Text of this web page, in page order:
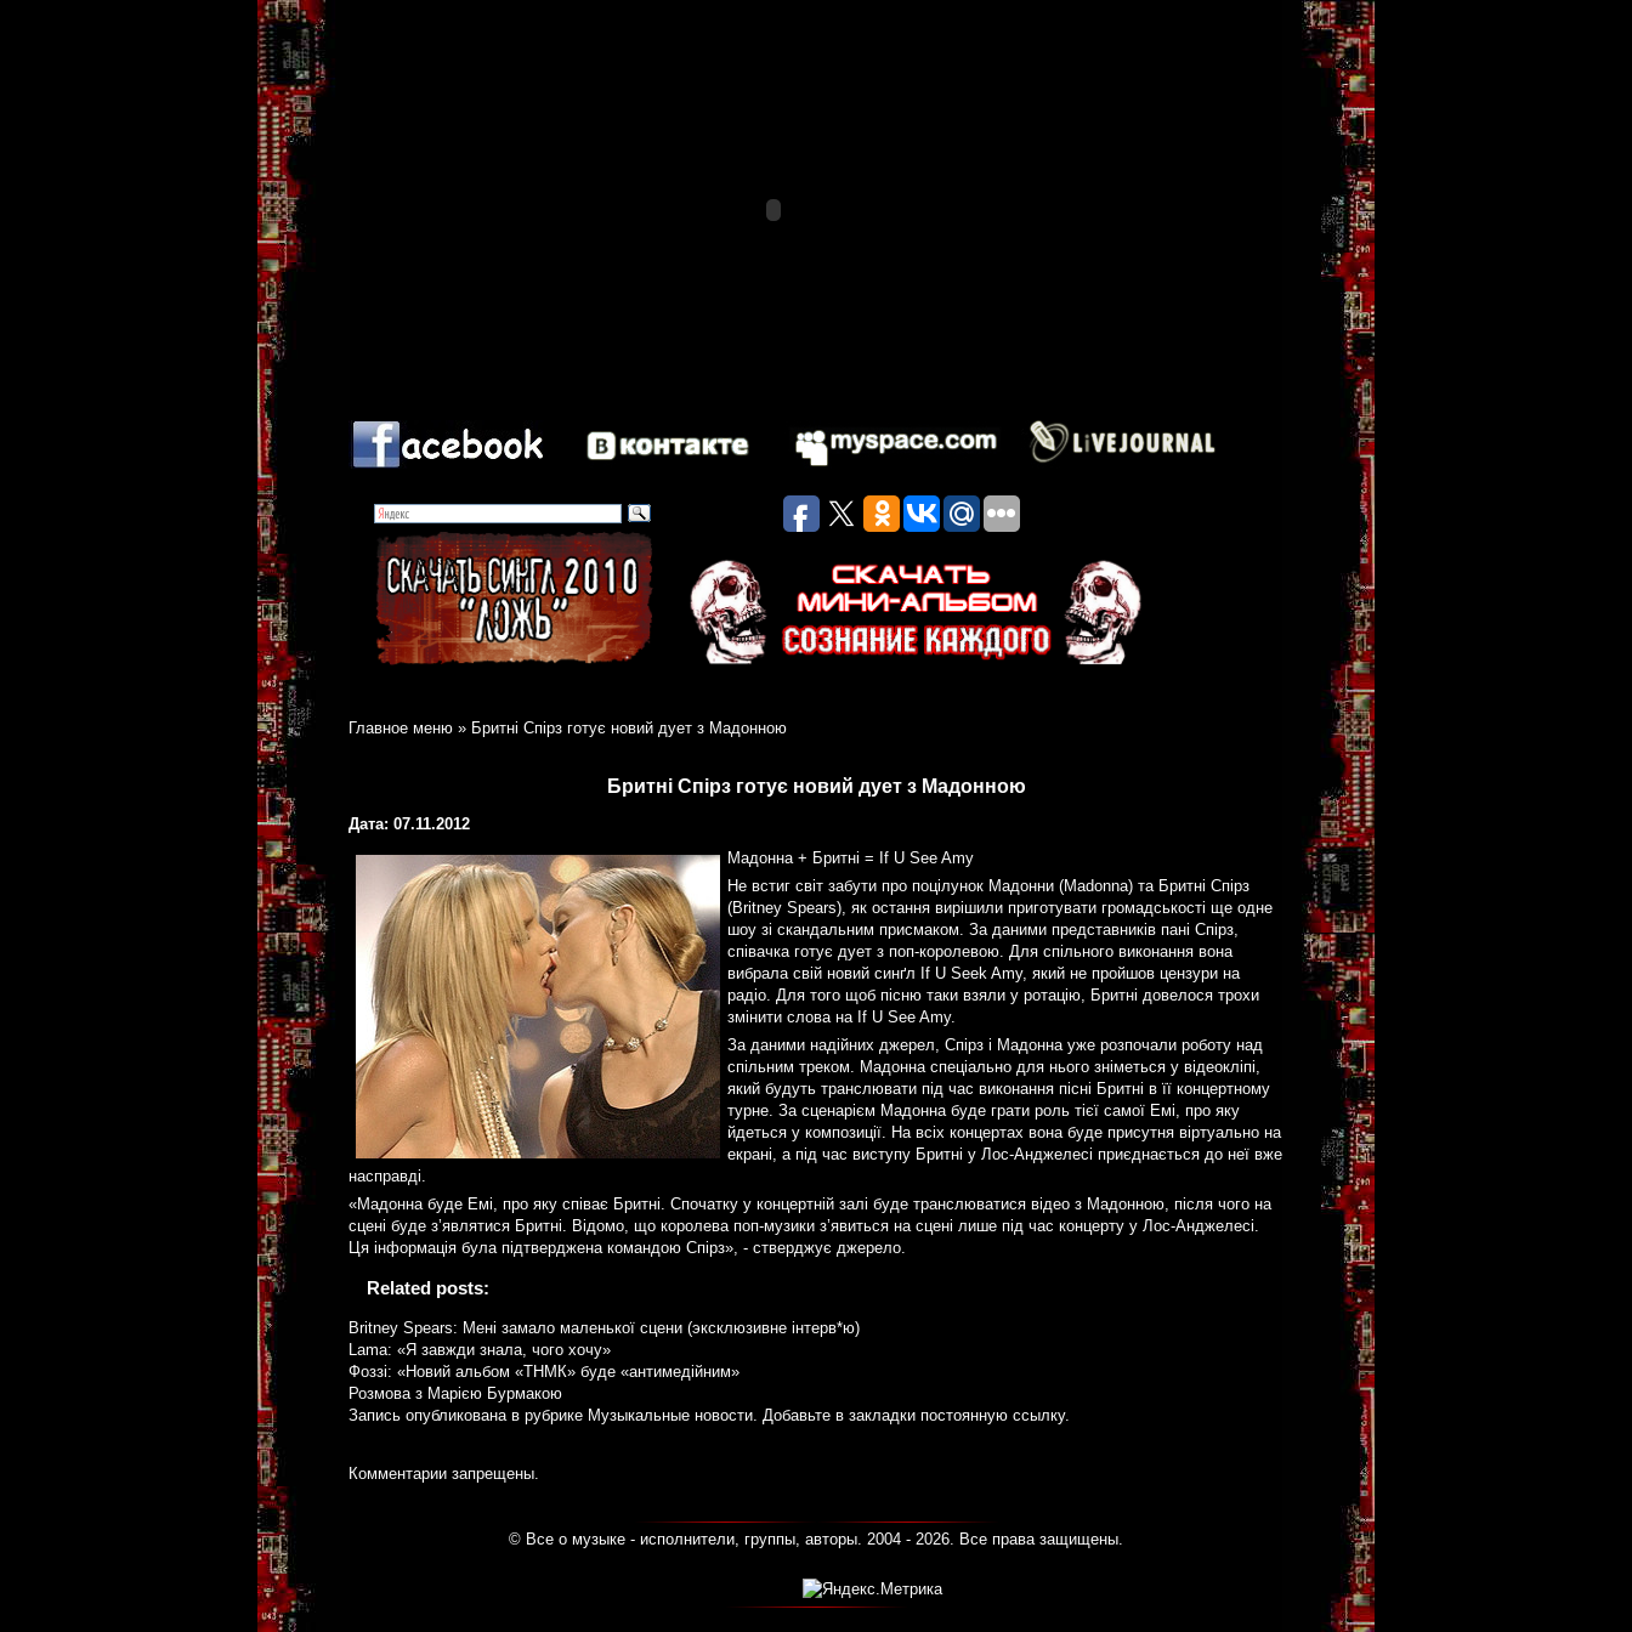
Главное меню » Бритні Спірз готує новий дует з Мадонною
Бритні Спірз готує новий дует з Мадонною
Дата: 07.11.2012
Мадонна + Бритні = If U See Amy
Не встиг світ забути про поцілунок Мадонни (Madonna) та Бритні Спірз
(Britney Spears), як остання вирішили приготувати громадськості ще одне
шоу зі скандальним присмаком. За даними представників пані Спірз,
співачка готує дует з поп-королевою. Для спільного виконання вона
вибрала свій новий синґл If U Seek Amy, який не пройшов цензури на
радіо. Для того щоб пісню таки взяли у ротацію, Бритні довелося трохи
змінити слова на If U See Amy.
За даними надійних джерел, Спірз і Мадонна уже розпочали роботу над
спільним треком. Мадонна спеціально для нього зніметься у відеокліпі,
який будуть транслювати під час виконання пісні Бритні в її концертному
турне. За сценарієм Мадонна буде грати роль тієї самої Емі, про яку
йдеться у композиції. На всіх концертах вона буде присутня віртуально на
екрані, а під час виступу Бритні у Лос-Анджелесі приєднається до неї вже
насправді.
«Мадонна буде Емі, про яку співає Бритні. Спочатку у концертній залі буде транслюватися відео з Мадонною, після чого на
сцені буде з’являтися Бритні. Відомо, що королева поп-музики з’явиться на сцені лише під час концерту у Лос-Анджелесі.
Ця інформація була підтверджена командою Спірз», - стверджує джерело.
Related posts:
Britney Spears: Мені замало маленької сцени (эксклюзивне інтерв*ю)
Lama: «Я завжди знала, чого хочу»
Фоззі: «Новий альбом «ТНМК» буде «антимедійним»
Розмова з Марією Бурмакою
Запись опубликована в рубрике Музыкальные новости. Добавьте в закладки постоянную ссылку.
Комментарии запрещены.
© Все о музыке - исполнители, группы, авторы. 2004 - 2026. Все права защищены.